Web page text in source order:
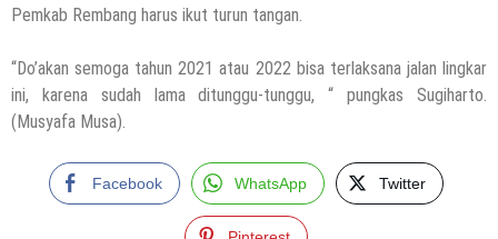
Pemkab Rembang harus ikut turun tangan.
“Do’akan semoga tahun 2021 atau 2022 bisa terlaksana jalan lingkar
ini, karena sudah lama ditunggu-tunggu, “ pungkas Sugiharto.
(Musyafa Musa).
Facebook WhatsApp Twitter